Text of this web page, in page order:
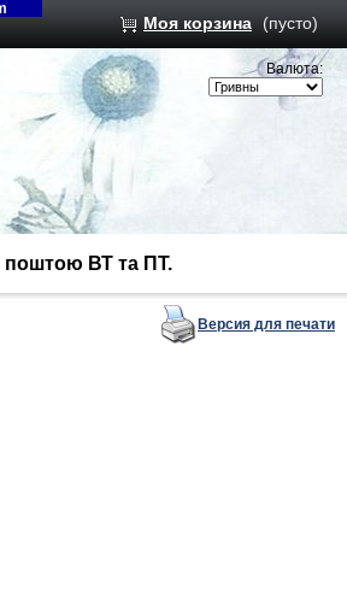
Моя корзина (пусто)
Валюта:
поштою ВТ та ПТ.
Версия для печати